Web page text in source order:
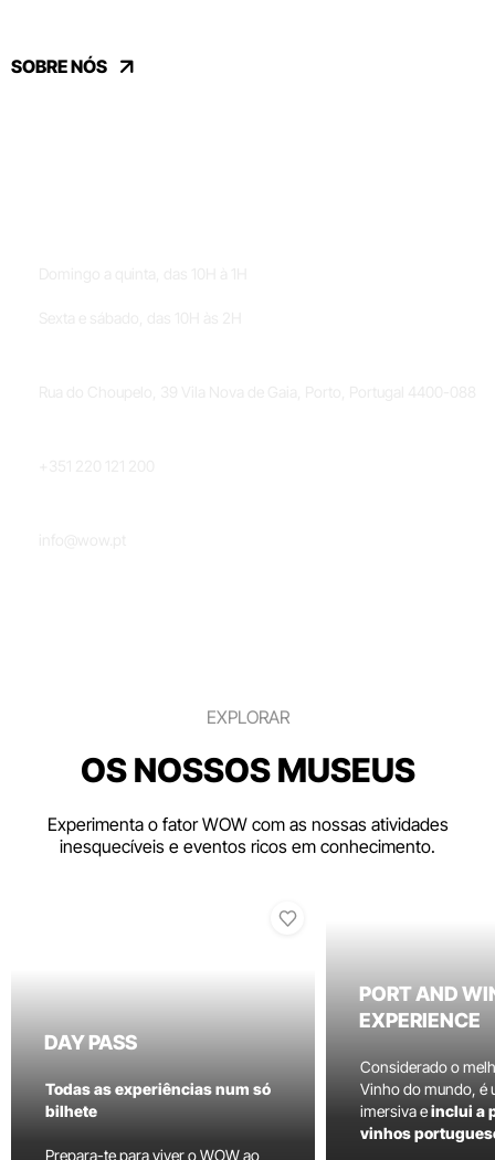
SOBRE NÓS
EXPLORAR
OS NOSSOS MUSEUS
Experimenta o fator WOW com as nossas atividades
inesquecíveis e eventos ricos em conhecimento.
DAY PASS
Todas as experiências num só
bilhete
Prepara-te para viver o WOW ao
PORT AND
EXPERIENCE
Considerado o
Vinho do mundo, é
imersiva einclui a
vinhos